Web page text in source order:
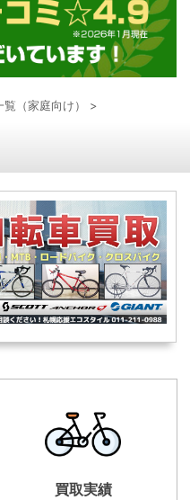
（家庭向け） >
買取実績